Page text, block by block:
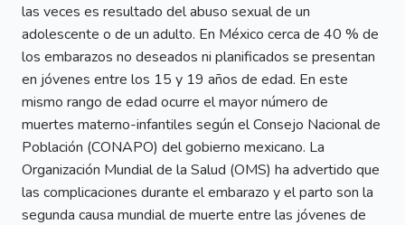
las veces es resultado del abuso sexual de un
adolescente o de un adulto. En México cerca de 40 % de
los embarazos no deseados ni planificados se presentan
en jóvenes entre los 15 y 19 años de edad. En este
mismo rango de edad ocurre el mayor número de
muertes materno-infantiles según el Consejo Nacional de
Población (CONAPO) del gobierno mexicano. La
Organización Mundial de la Salud (OMS) ha advertido que
las complicaciones durante el embarazo y el parto son la
segunda causa mundial de muerte entre las jóvenes de